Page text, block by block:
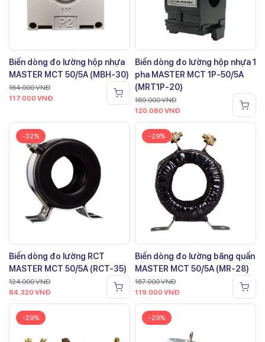
Biến dòng đo lường hộp nhựa
MASTER MCT 50/5A (MBH-30)
164.000VNĐ
117.000 VNĐ
Biến dòng đo lường hộp nhựa 1
pha MASTER MCT 1P-50/5A
(MRT1P-20)
169.000VNĐ
120.080 VNĐ
-32%
Biến dòng đo lường RCT
MASTER MCT 50/5A (RCT-35)
124.000VNĐ
84.320 VNĐ
-29%
Biến dòng đo lường băng quấn
MASTER MCT 50/5A (MR-28)
167.000VNĐ
119.000 VNĐ
-29% -29%